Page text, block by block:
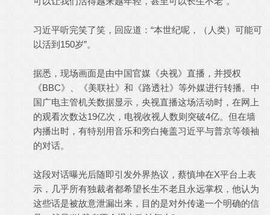
习近平听完笑了笑，回应道：“本世纪呢，（人类）可能可
以活到150岁”。
据悉，现场画面是由中国官媒《央视》直播，并授权
《BBC》、《美联社》和《路透社》等外媒进行转播。中
国广电主管机关数据显示，央视直播这场活动时，在网上
的观看次数达19亿次，电视收视人数则突破4亿。但在墙
内播出时，有特别用音乐和旁白掩盖习近平与普京等领袖
的对话。
这段对话曝光后随即引发外界热议，蔡慎坤在X平台上表
示，几乎所有独裁者都希望长生不老且永远掌权，他认为
这些话是被故意泄漏出来，目的是对外传递一个明确的信